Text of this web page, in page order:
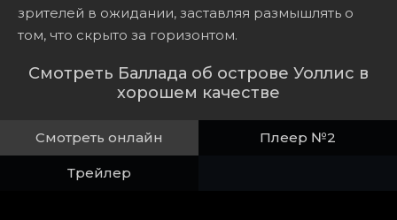
зрителей в ожидании, заставляя размышлять о
том, что скрыто за горизонтом.
Смотреть Баллада об острове Уоллис в
хорошем качестве
Смотреть онлайн Плеер №2
Трейлер